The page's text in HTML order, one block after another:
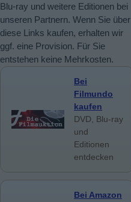
Blu-ray und weitere Editionen bei
unseren Partnern. Wenn Sie über
diese Links kaufen, erhalten wir
ggf. eine Provision. Für Sie
entstehen keine Mehrkosten.
Bei
Filmundo
kaufen
DVD, Blu-ray
und
Editionen
entdecken
Bei Amazon